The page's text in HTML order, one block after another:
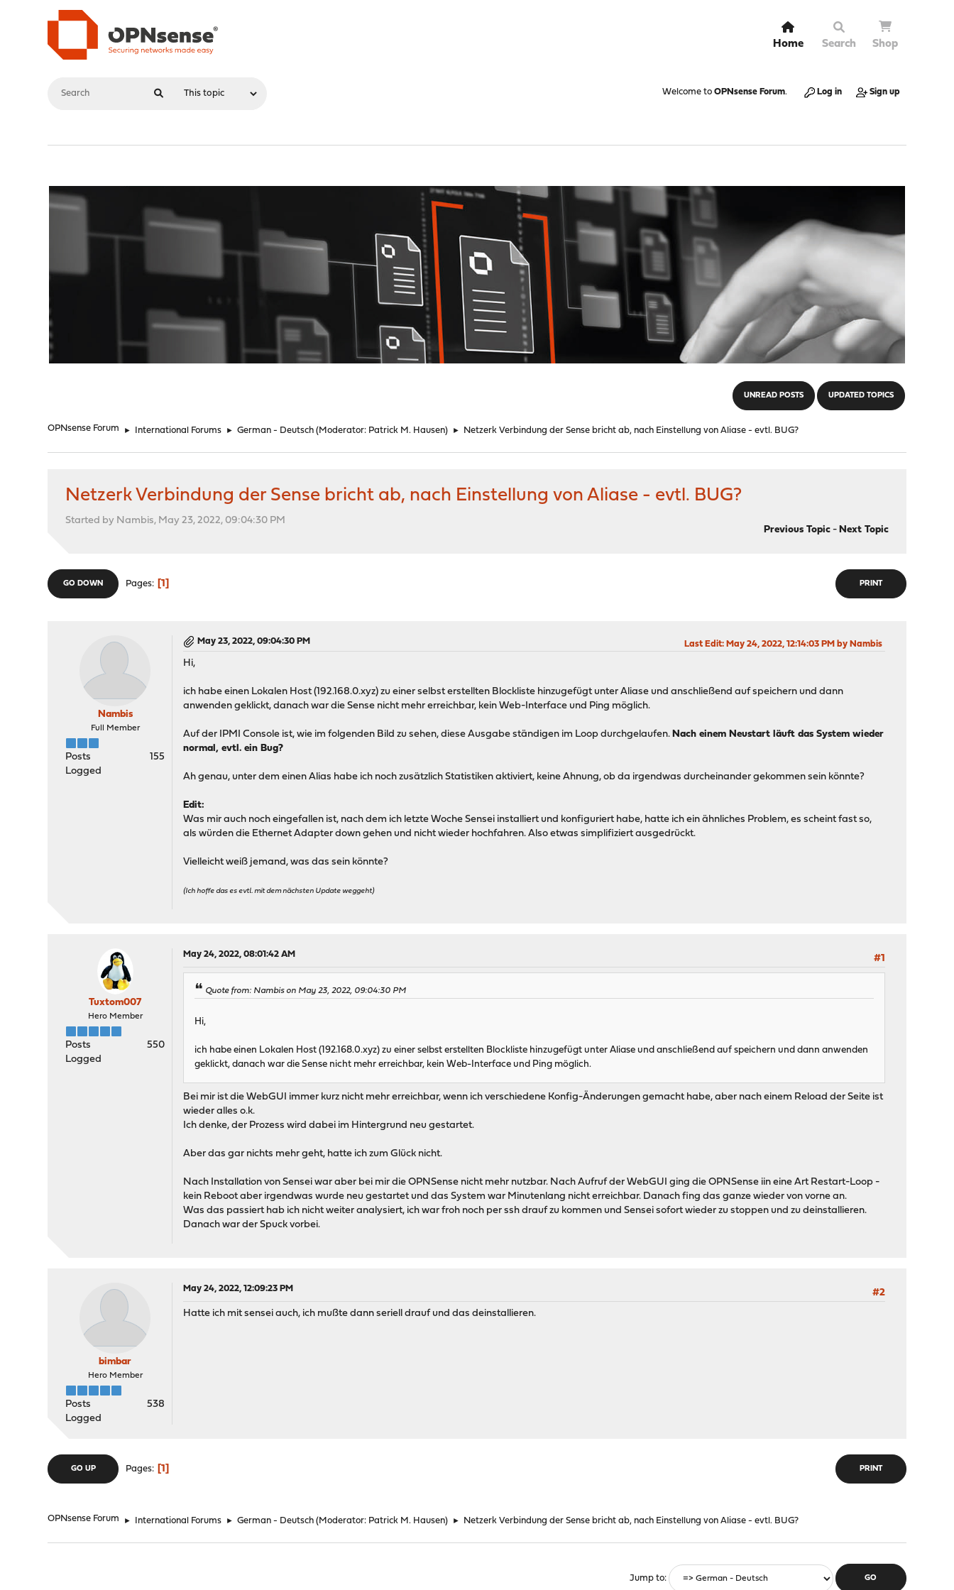
Home Search Shop
Welcome to OPNsense Forum. Log in Sign up
UNREAD POSTS UPDATED TOPICS
OPNsense Forum ► International Forums ► German - Deutsch (Moderator: Patrick M. Hausen) ► Netzerk Verbindung der Sense bricht ab, nach Einstellung von Aliase - evtl. BUG?
Netzerk Verbindung der Sense bricht ab, nach Einstellung von Aliase - evtl. BUG?
Started by Nambis, May 23, 2022, 09:04:30 PM
Previous Topic- Next Topic
PRINT
GO DOWN Pages 1
Nambis
Full Member
Posts
155
Logged
May 23, 2022, 09:04:30 PM Last Edit: May 24, 2022, 12:14:03 PM by Nambis
Hi,
ich habe einen Lokalen Host (192.168.0.xyz) zu einer selbst erstellten Blockliste hinzugefügt unter Aliase und anschließend auf speichern und dann
anwenden geklickt, danach war die Sense nicht mehr erreichbar, kein Web-Interface und Ping möglich.
Auf der IPMI Console ist, wie im folgenden Bild zu sehen, diese Ausgabe ständigen im Loop durchgelaufen.Nach einem Neustart läuft das System wieder
normal, evtl. ein Bug?
Ah genau, unter dem einen Alias habe ich noch zusätzlich Statistiken aktiviert, keine Ahnung, ob da irgendwas durcheinander gekommen sein könnte?
Edit:
Was mir auch noch eingefallen ist, nach dem ich letzte Woche Sensei installiert und konfiguriert habe, hatte ich ein ähnliches Problem, es scheint fast so,
als würden die Ethernet Adapter down gehen und nicht wieder hochfahren. Also etwas simplifiziert ausgedrückt.
Vielleicht weiß jemand, was das sein könnte?
(Ich hoffe das es evtl. mit dem nächsten Update weggeht)
Tuxtom007
Hero Member
Posts
550
Logged
May 24, 2022, 08:01:42 AM #1
Quote from: Nambis on May 23, 2022, 09:04:30 PM
Hi,
ich habe einen Lokalen Host (192.168.0.xyz) zu einer selbst erstellten Blockliste hinzugefügt unter Aliase und anschließend auf speichern und dann anwenden
geklickt, danach war die Sense nicht mehr erreichbar, kein Web-Interface und Ping möglich.
Bei mir ist die WebGUI immer kurz nicht mehr erreichbar, wenn ich verschiedene Konfig-Änderungen gemacht habe, aber nach einem Reload der Seite ist
wieder alles o.k.
Ich denke, der Prozess wird dabei im Hintergrund neu gestartet.
Aber das gar nichts mehr geht, hatte ich zum Glück nicht.
Nach Installation von Sensei war aber bei mir die OPNSense nicht mehr nutzbar. Nach Aufruf der WebGUI ging die OPNSense iin eine Art Restart-Loop -
kein Reboot aber irgendwas wurde neu gestartet und das System war Minutenlang nicht erreichbar. Danach fing das ganze wieder von vorne an.
Was das passiert hab ich nicht weiter analysiert, ich war froh noch per ssh drauf zu kommen und Sensei sofort wieder zu stoppen und zu deinstallieren.
Danach war der Spuck vorbei.
bimbar
Hero Member
Posts
538
Logged
May 24, 2022, 12:09:23 PM
#2
Hatte ich mit sensei auch, ich mußte dann seriell drauf und das deinstallieren.
PRINT
GO UP Pages 1
OPNsense Forum ► International Forums ► German - Deutsch (Moderator: Patrick M. Hausen) ► Netzerk Verbindung der Sense bricht ab, nach Einstellung von Aliase - evtl. BUG?
Jump to